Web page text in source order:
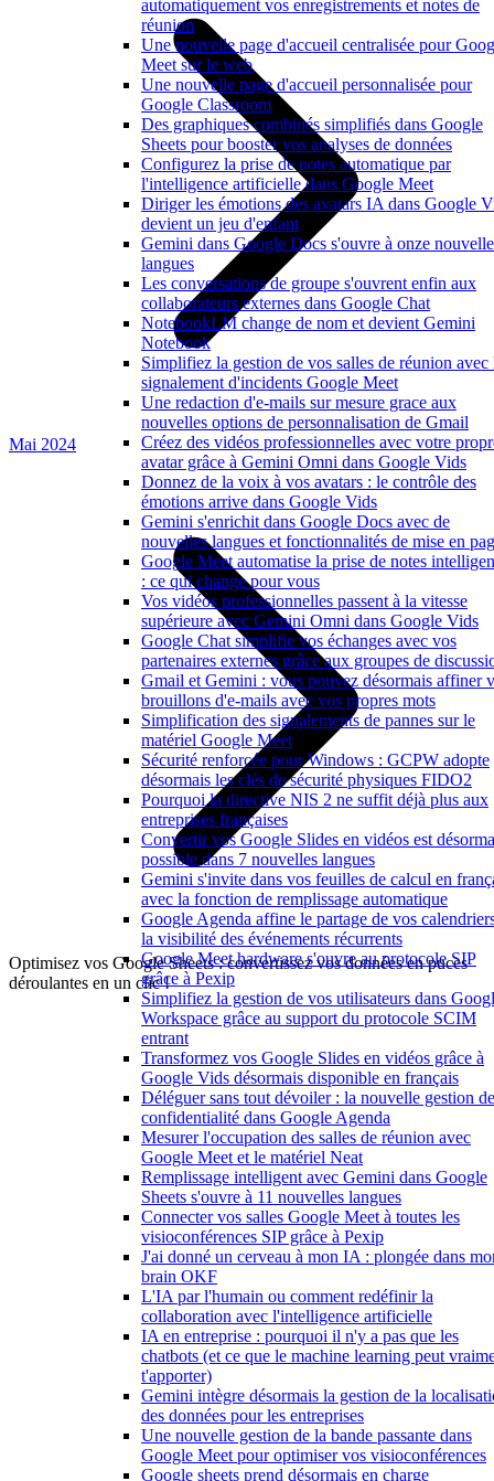
automatiquement vos enregistrements et notes de
réunion
Une nouvelle page d'accueil centralisée pour
Meet sur le web
Une nouvelle page d'accueil personnalisée pour
Google Classroom
Des graphiques combinés simplifiés dans Google
Sheets pour booster vos analyses de données
Configurez la prise de notes automatique par
l'intelligence artificielle dans Google Meet
Diriger les émotions des avatars IA dans Google
devient un jeu d'enfant
Gemini dans Google Docs s'ouvre à onze
langues
Les conversations de groupe s'ouvrent enfin aux
collaborateurs externes dans Google Chat
NotebookLM change de nom et devient Gemini
Notebook
Simplifiez la gestion de vos salles de réunion avec
signalement d'incidents Google Meet
Une redaction d'e-mails sur mesure grace aux
nouvelles options de personnalisation de Gmail
Créez des vidéos professionnelles avec votre
avatar grâce à Gemini Omni dans Google Vids
Donnez de la voix à vos avatars : le contrôle des
émotions arrive dans Google Vids
Gemini s'enrichit dans Google Docs avec de
nouvelles langues et fonctionnalités de mise en
Google Meet automatise la prise de notes
: ce qui change pour vous
Vos vidéos professionnelles passent à la vitesse
supérieure avec Gemini Omni dans Google Vids
Google Chat simplifie vos échanges avec vos
partenaires externes grâce aux groupes de
Gmail et Gemini : vous pouvez désormais affiner
brouillons d'e-mails avec vos propres mots
Simplification des signalements de pannes sur le
matériel Google Meet
Sécurité renforcée pour Windows : GCPW adopte
désormais les clés de sécurité physiques FIDO2
Pourquoi la directive NIS 2 ne suffit déjà plus aux
entreprises françaises
Convertir vos Google Slides en vidéos est
possible dans 7 nouvelles langues
Gemini s'invite dans vos feuilles de calcul en
avec la fonction de remplissage automatique
Google Agenda affine le partage de vos
la visibilité des événements récurrents
Google Meet hardware s'ouvre au protocole SIP
grâce à Pexip
Simplifiez la gestion de vos utilisateurs dans
Workspace grâce au support du protocole SCIM
entrant
Transformez vos Google Slides en vidéos grâce à
Google Vids désormais disponible en français
Déléguer sans tout dévoiler : la nouvelle gestion
confidentialité dans Google Agenda
Mesurer l'occupation des salles de réunion avec
Google Meet et le matériel Neat
Remplissage intelligent avec Gemini dans Google
Sheets s'ouvre à 11 nouvelles langues
Connecter vos salles Google Meet à toutes les
visioconférences SIP grâce à Pexip
J'ai donné un cerveau à mon IA : plongée dans
brain OKF
L'IA par l'humain ou comment redéfinir la
collaboration avec l'intelligence artificielle
IA en entreprise : pourquoi il n'y a pas que les
chatbots (et ce que le machine learning peut
t'apporter)
Gemini intègre désormais la gestion de la
des données pour les entreprises
Une nouvelle gestion de la bande passante dans
Google Meet pour optimiser vos visioconférences
Google sheets prend désormais en charge
Mai 2024
Optimisez vos Google Sheets : convertissez vos données en puces
déroulantes en un clic !